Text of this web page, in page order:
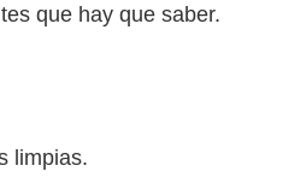
que hay que saber.
limpias.